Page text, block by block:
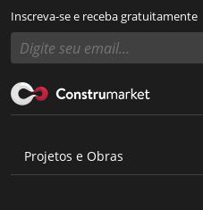
Inscreva-se e receba gratuitamente
Projetos e Obras